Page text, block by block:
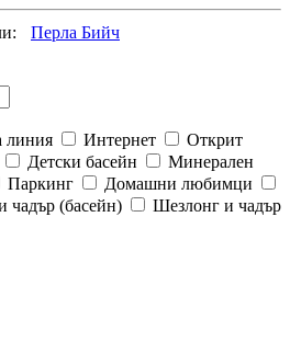
Перла Бийч
линия Интернет
Открит
Детски басейн
Минерален
Паркинг
Домашни любимци
чадър (басейн)
Шезлонг и чадър